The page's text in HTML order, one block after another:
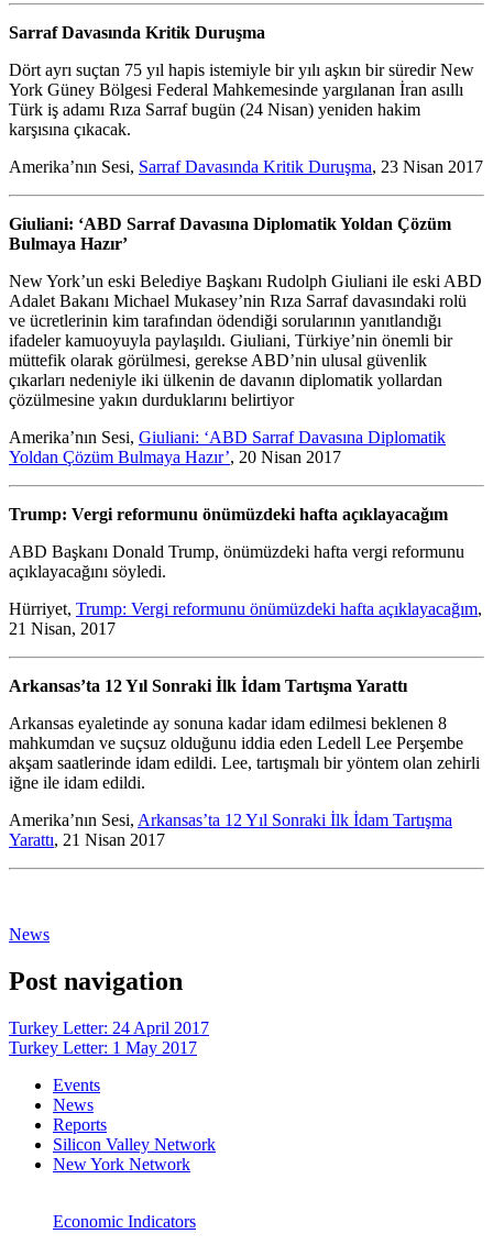
Sarraf Davasında Kritik Duruşma
Dört ayrı suçtan 75 yıl hapis istemiyle bir yılı aşkın bir süredir New
York Güney Bölgesi Federal Mahkemesinde yargılanan İran asıllı
Türk iş adamı Rıza Sarraf bugün (24 Nisan) yeniden hakim
karşısına çıkacak.
Amerika’nın Sesi, Sarraf Davasında Kritik Duruşma, 23 Nisan 2017
Giuliani: ‘ABD Sarraf Davasına Diplomatik Yoldan Çözüm
Bulmaya Hazır’
New York’un eski Belediye Başkanı Rudolph Giuliani ile eski ABD
Adalet Bakanı Michael Mukasey’nin Rıza Sarraf davasındaki rolü
ve ücretlerinin kim tarafından ödendiği sorularının yanıtlandığı
ifadeler kamuoyuyla paylaşıldı. Giuliani, Türkiye’nin önemli bir
müttefik olarak görülmesi, gerekse ABD’nin ulusal güvenlik
çıkarları nedeniyle iki ülkenin de davanın diplomatik yollardan
çözülmesine yakın durduklarını belirtiyor
Amerika’nın Sesi, Giuliani: ‘ABD Sarraf Davasına Diplomatik
Yoldan Çözüm Bulmaya Hazır’, 20 Nisan 2017
Trump: Vergi reformunu önümüzdeki hafta açıklayacağım
ABD Başkanı Donald Trump, önümüzdeki hafta vergi reformunu
açıklayacağını söyledi.
Hürriyet, Trump: Vergi reformunu önümüzdeki hafta açıklayacağım,
21 Nisan, 2017
Arkansas’ta 12 Yıl Sonraki İlk İdam Tartışma Yarattı
Arkansas eyaletinde ay sonuna kadar idam edilmesi beklenen 8
mahkumdan ve suçsuz olduğunu iddia eden Ledell Lee Perşembe
akşam saatlerinde idam edildi. Lee, tartışmalı bir yöntem olan zehirli
iğne ile idam edildi.
Amerika’nın Sesi, Arkansas’ta 12 Yıl Sonraki İlk İdam Tartışma
Yarattı, 21 Nisan 2017
News
Post navigation
Turkey Letter: 24 April 2017
Turkey Letter: 1 May 2017
Events
News
Reports
Silicon Valley Network
New York Network
Economic Indicators